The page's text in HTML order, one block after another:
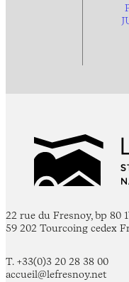
22 rue du Fresnoy, bp 80
59 202 Tourcoing cedex
T. +33(0)3 20 28 38 00
accueil@lefresnoy.net